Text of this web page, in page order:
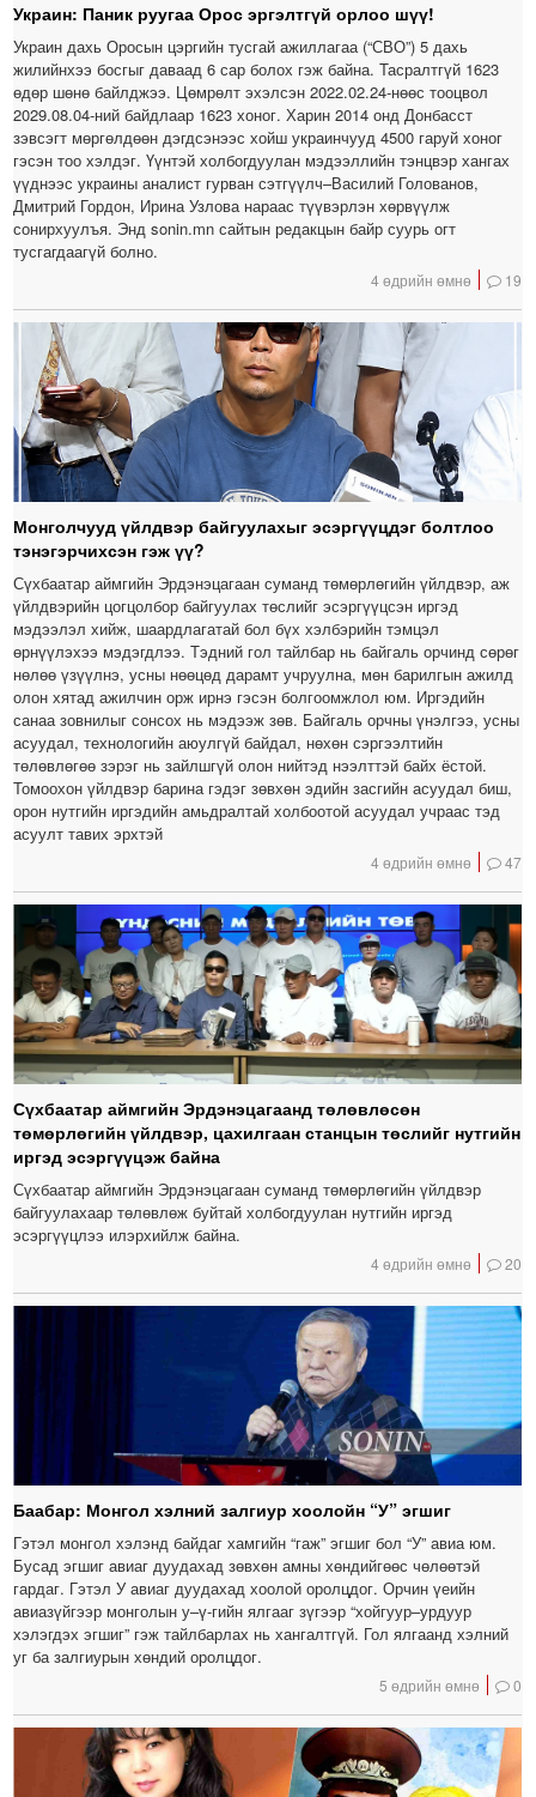
Украин: Паник руугаа Орос эргэлтгүй орлоо шүү!
Украин дахь Оросын цэргийн тусгай ажиллагаа (“СВО”) 5 дахь
жилийнхээ босгыг даваад 6 сар болох гэж байна. Тасралтгүй 1623
өдөр шөнө байлджээ. Цөмрөлт эхэлсэн 2022.02.24-нөөс тооцвол
2029.08.04-ний байдлаар 1623 хоног. Харин 2014 онд Донбасст
зэвсэгт мөргөлдөөн дэгдсэнээс хойш украинчууд 4500 гаруй хоног
гэсэн тоо хэлдэг. Үүнтэй холбогдуулан мэдээллийн тэнцвэр хангах
үүднээс украины аналист гурван сэтгүүлч–Василий Голованов,
Дмитрий Гордон, Ирина Узлова нараас түүвэрлэн хөрвүүлж
сонирхуулъя. Энд sonin.mn сайтын редакцын байр суурь огт
тусгагдаагүй болно.
4 өдрийн өмнө 19
Монголчууд үйлдвэр байгуулахыг эсэргүүцдэг болтлоо
тэнэгэрчихсэн гэж үү?
Сүхбаатар аймгийн Эрдэнэцагаан суманд төмөрлөгийн үйлдвэр, аж
үйлдвэрийн цогцолбор байгуулах төслийг эсэргүүцсэн иргэд
мэдээлэл хийж, шаардлагатай бол бүх хэлбэрийн тэмцэл
өрнүүлэхээ мэдэгдлээ. Тэдний гол тайлбар нь байгаль орчинд сөрөг
нөлөө үзүүлнэ, усны нөөцөд дарамт учруулна, мөн барилгын ажилд
олон хятад ажилчин орж ирнэ гэсэн болгоомжлол юм. Иргэдийн
санаа зовнилыг сонсох нь мэдээж зөв. Байгаль орчны үнэлгээ, усны
асуудал, технологийн аюулгүй байдал, нөхөн сэргээлтийн
төлөвлөгөө зэрэг нь зайлшгүй олон нийтэд нээлттэй байх ёстой.
Томоохон үйлдвэр барина гэдэг зөвхөн эдийн засгийн асуудал биш,
орон нутгийн иргэдийн амьдралтай холбоотой асуудал учраас тэд
асуулт тавих эрхтэй
4 өдрийн өмнө 47
Сүхбаатар аймгийн Эрдэнэцагаанд төлөвлөсөн
төмөрлөгийн үйлдвэр, цахилгаан станцын төслийг нутгийн
иргэд эсэргүүцэж байна
Сүхбаатар аймгийн Эрдэнэцагаан суманд төмөрлөгийн үйлдвэр
байгуулахаар төлөвлөж буйтай холбогдуулан нутгийн иргэд
эсэргүүцлээ илэрхийлж байна.
4 өдрийн өмнө 20
Баабар: Монгол хэлний залгиур хоолойн “У” эгшиг
Гэтэл монгол хэлэнд байдаг хамгийн “гаж” эгшиг бол “У” авиа юм.
Бусад эгшиг авиаг дуудахад зөвхөн амны хөндийгөөс чөлөөтэй
гардаг. Гэтэл У авиаг дуудахад хоолой оролцдог. Орчин үеийн
авиазүйгээр монголын у–ү-гийн ялгааг зүгээр “хойгуур–урдуур
хэлэгдэх эгшиг” гэж тайлбарлах нь хангалтгүй. Гол ялгаанд хэлний
уг ба залгиурын хөндий оролцдог.
5 өдрийн өмнө 0